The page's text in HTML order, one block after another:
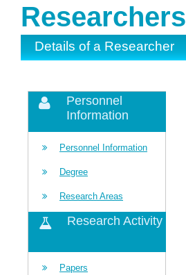
Researchers
Details of a Researcher
Personnel
Information
Personnel Information
Degree
Research Areas
Research Activity
Papers